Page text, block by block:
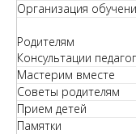
Организация
Родителям
Консультации
Мастерим вместе
Советы родителям
Прием детей
Памятки